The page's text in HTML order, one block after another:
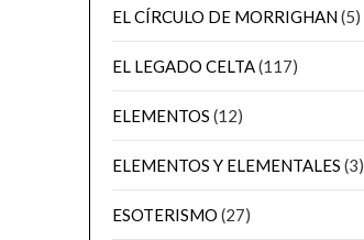
EL CÍRCULO DE MORRIGHAN(5)
EL LEGADO CELTA(117)
ELEMENTOS (12)
ELEMENTOS Y ELEMENTALES (3)
ESOTERISMO (27)